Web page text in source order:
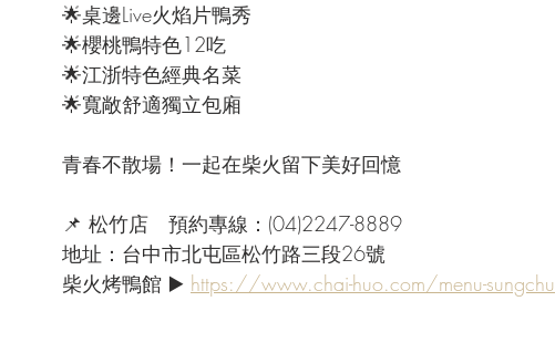
🌟桌邊Live火焰片鴨秀
🌟櫻桃鴨特色12吃
🌟江浙特色經典名菜
🌟寬敞舒適獨立包廂
青春不散場！一起在柴火留下美好回憶
📌 松竹店　預約專線：(04)2247-8889
地址：台中市北屯區松竹路三段26號
柴火烤鴨館 ▶️ https://www.chai-huo.com/menu-sungchu